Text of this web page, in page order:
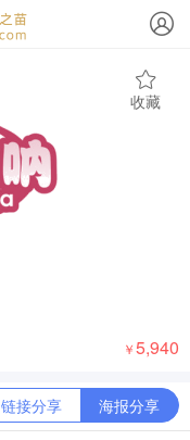
收藏
￥5,940
链接分享 海报分享